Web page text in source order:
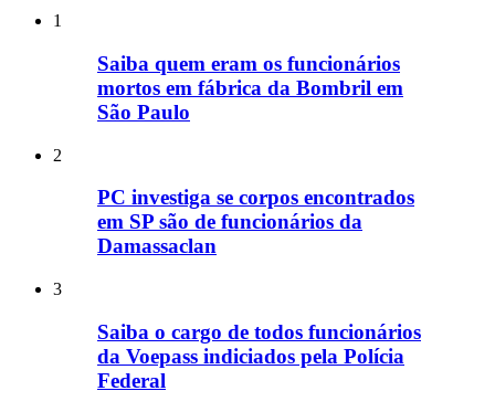
1
Saiba quem eram os funcionários
mortos em fábrica da Bombril em
São Paulo
2
PC investiga se corpos encontrados
em SP são de funcionários da
Damassaclan
3
Saiba o cargo de todos funcionários
da Voepass indiciados pela Polícia
Federal